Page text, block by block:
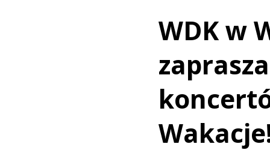
WDK w